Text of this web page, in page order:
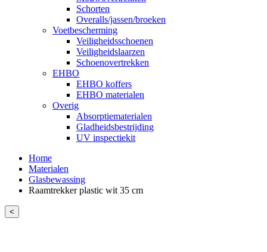
Schorten
Overalls/jassen/broeken
Voetbescherming
Veiligheidsschoenen
Veiligheidslaarzen
Schoenovertrekken
EHBO
EHBO koffers
EHBO materialen
Overig
Absorptiematerialen
Gladheidsbestrijding
UV inspectiekit
Home
Materialen
Glasbewassing
Raamtrekker plastic wit 35 cm
<